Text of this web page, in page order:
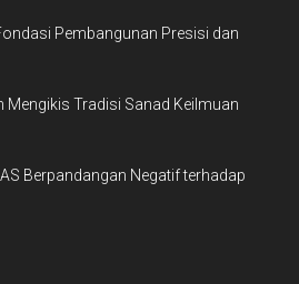
Pembangunan Presisi dan
Mengikis Tradisi Sanad Keilmuan
Berpandangan Negatif terhadap